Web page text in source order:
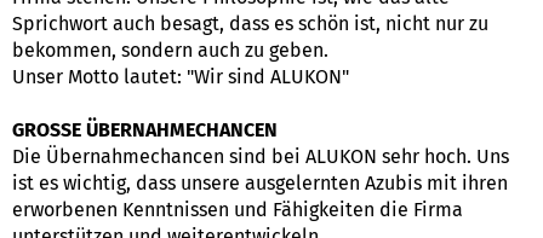
Sprichwort auch besagt, dass es schön ist, nicht nur zu
bekommen, sondern auch zu geben.
Unser Motto lautet: "Wir sind ALUKON"
GROSSE ÜBERNAHMECHANCEN
Die Übernahmechancen sind bei ALUKON sehr hoch. Uns
ist es wichtig, dass unsere ausgelernten Azubis mit ihren
erworbenen Kenntnissen und Fähigkeiten die Firma